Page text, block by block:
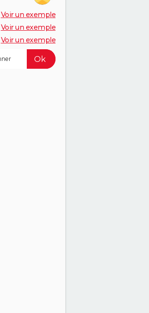
Voir un exemple
Voir un exemple
Voir un exemple